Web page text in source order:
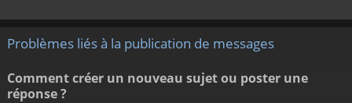
Problèmes liés à la publication de messages
Comment créer un nouveau sujet ou poster une
réponse ?